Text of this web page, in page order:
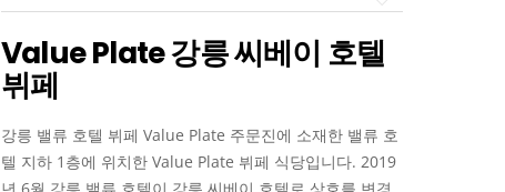
Value Plate 강릉 씨베이 호텔
뷔페
강릉 밸류 호텔 뷔페 Value Plate 주문진에 소재한 밸류 호
텔 지하 1층에 위치한 Value Plate 뷔페 식당입니다. 2019